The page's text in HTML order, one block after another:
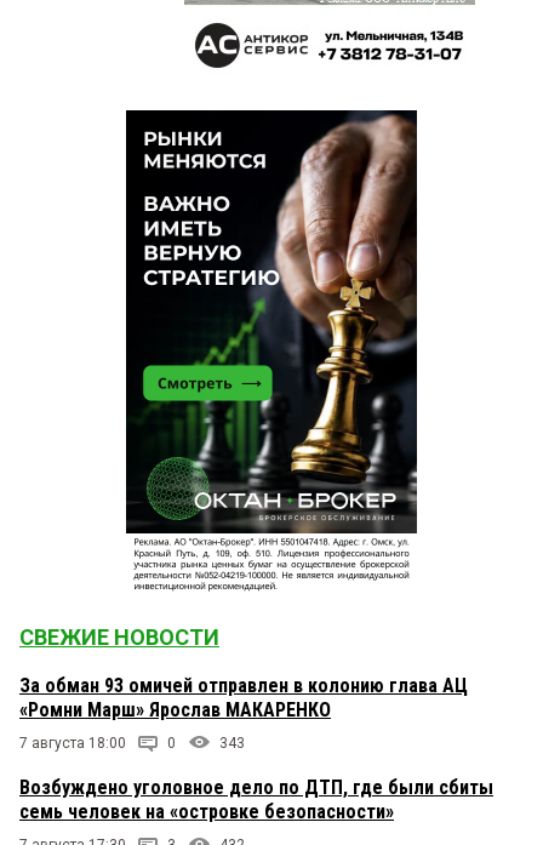
СВЕЖИЕ НОВОСТИ
За обман 93 омичей отправлен в колонию глава АЦ
«Ромни Марш» Ярослав МАКАРЕНКО
7 августа 18:00 0 343
Возбуждено уголовное дело по ДТП, где были сбиты
семь человек на «островке безопасности»